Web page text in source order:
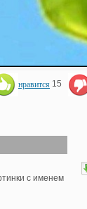
нравится 15
с именем